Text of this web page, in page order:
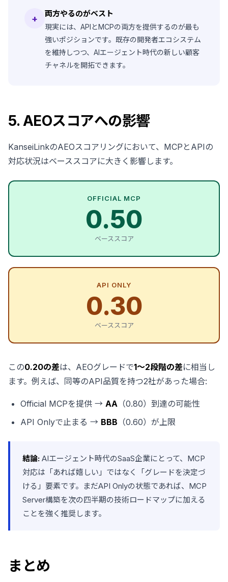
+ 両方やるのがベスト
現実には、APIとMCPの両方を提供するのが最も
強いポジションです。既存の開発者エコシステム
を維持しつつ、AIエージェント時代の新しい顧客
チャネルを開拓できます。
5. AEOスコアへの影響
KanseiLinkのAEOスコアリングにおいて、MCPとAPIの
対応状況はベーススコアに大きく影響します。
OFFICIAL MCP
0.50
ベーススコア
API ONLY
0.30
ベーススコア
この0.20の差は、AEOグレードで1〜2段階の差に相当し
ます。例えば、同等のAPI品質を持つ2社があった場合:
Official MCPを提供 → AA （0.80）到達の可能性
API Onlyで止まる → BBB （0.60）が上限
結論: AIエージェント時代のSaaS企業にとって、MCP
対応は「あれば嬉しい」ではなく「グレードを決定づ
ける」要素です。まだAPI Onlyの状態であれば、MCP
Server構築を次の四半期の技術ロードマップに加える
ことを強く推奨します。
まとめ